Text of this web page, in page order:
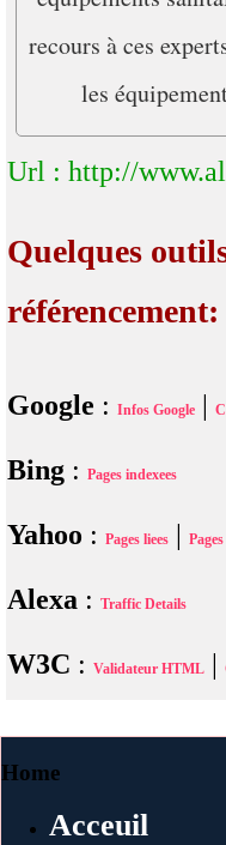
recours à ces
les
Url : http://
Quelques
référencement:
Google : Infos Google |
Bing : Pages indexees
Yahoo : Pages liees |
Alexa : Traffic Details
W3C : Validateur HTML |
Home
Acceuil